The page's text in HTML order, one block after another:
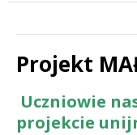
Projekt
Treść
Uczniowie
projekcie